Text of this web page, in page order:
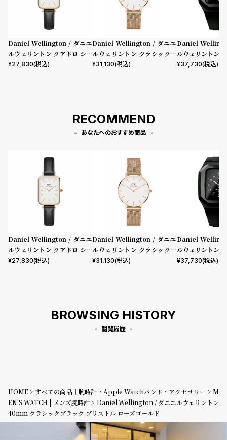
Daniel Wellington / ダニエ
ルウェリントン クアドロ シェ
フィールド ローズゴールド/ホ
¥27,830(税込)
Daniel Wellington / ダニエ
ルウェリントン クラシックペ
ティット メルローズ ローズゴ
¥31,130(税込)
Daniel
ルウェリントン
mm Apple
¥37,730(税込)
RECOMMEND
あなたへのおすすめ商品
Daniel Wellington / ダニエ
ルウェリントン クアドロ シェ
フィールド ローズゴールド/ホ
¥27,830(税込)
Daniel Wellington / ダニエ
ルウェリントン クラシックペ
ティット メルローズ ローズゴ
¥31,130(税込)
Daniel
ルウェリントン
mm Apple
¥37,730(税込)
BROWSING HISTORY
閲覧履歴
HOME すべての商品｜腕時計・Apple Watchバンド・アクセサリー
M
EN'S WATCH | メンズ腕時計
Daniel Wellington / ダニエルウェリントン
40mm クラシックブラック ブリストル ローズゴールド